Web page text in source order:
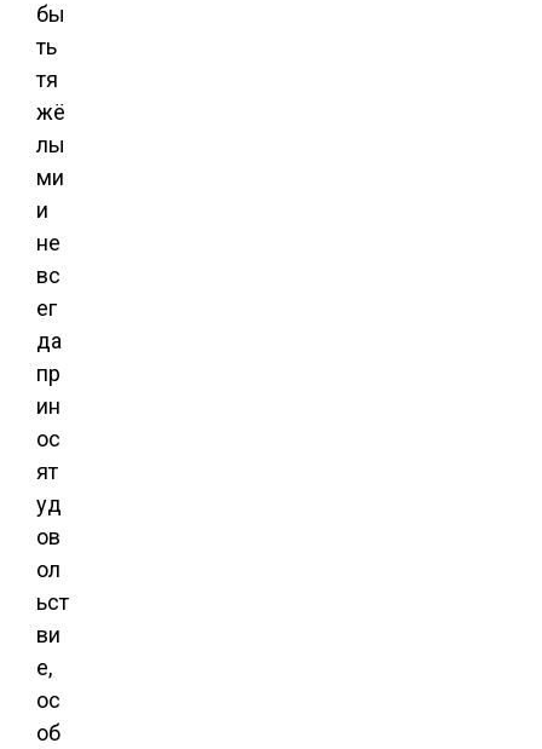
бы
ть
тя
жё
лы
ми
и
не
вс
ег
да
пр
ин
ос
ят
уд
ов
ол
ьст
ви
е,
ос
об